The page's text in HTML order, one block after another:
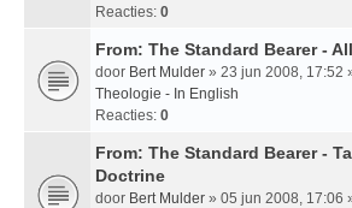
Reacties: 0
From: The Standard Bearer -
door Bert Mulder » 23 jun 2008, 17:52
Theologie - In English
Reacties: 0
From: The Standard Bearer -
Doctrine
door Bert Mulder » 05 jun 2008, 17:06